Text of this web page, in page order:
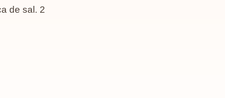
de sal. 2